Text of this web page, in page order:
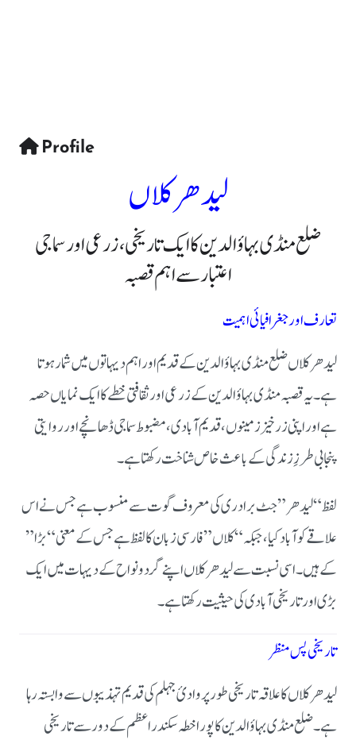
Profile
لیدھر کلاں
ضلع منڈی بہاؤالدین کا ایک تاریخی، زرعی اور سماجی
اعتبار سے اہم قصبہ
تعارف اور جغرافیائی اہمیت
لیدھر کلاں ضلع منڈی بہاؤالدین کے قدیم اور اہم دیہاتوں میں شمار ہوتا
ہے۔ یہ قصبہ منڈی بہاؤالدین کے زرعی اور ثقافتی خطے کا ایک نمایاں حصہ
ہے اور اپنی زرخیز زمینوں، قدیم آبادی، مضبوط سماجی ڈھانچے اور روایتی
پنجابی طرزِ زندگی کے باعث خاص شناخت رکھتا ہے۔
لفظ “لیدھر” جٹ برادری کی معروف گوت سے منسوب ہے جس نے اس
علاقے کو آباد کیا، جبکہ “کلاں” فارسی زبان کا لفظ ہے جس کے معنی “بڑا”
کے ہیں۔ اسی نسبت سے لیدھر کلاں اپنے گرد و نواح کے دیہات میں ایک
بڑی اور تاریخی آبادی کی حیثیت رکھتا ہے۔
تاریخی پس منظر
لیدھر کلاں کا علاقہ تاریخی طور پر وادیٔ جہلم کی قدیم تہذیبوں سے وابستہ رہا
ہے۔ ضلع منڈی بہاؤالدین کا پورا خطہ سکندر اعظم کے دور سے تاریخی